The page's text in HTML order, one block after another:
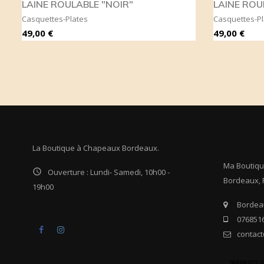
LAINE ROULABLE "NOIR"
Casquettes-Plates
Prix
49,00 €
LAINE
Casquettes-
Prix
49,00 €
La Boutique à Chapeaux Bordeaux.

Ouverture : Lundi- Samedi, 10h00 -
19h00
Facebook
Ma
Bordeaux,